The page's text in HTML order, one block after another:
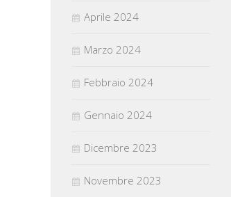
Aprile 2024
Marzo 2024
Febbraio 2024
Gennaio 2024
Dicembre 2023
Novembre 2023